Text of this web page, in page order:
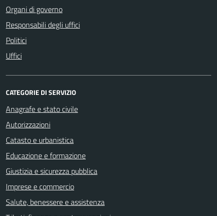
Organi di governo
Responsabili degli uffici
Politici
Uffici
CATEGORIE DI SERVIZIO
Anagrafe e stato civile
Autorizzazioni
Catasto e urbanistica
Educazione e formazione
Giustizia e sicurezza pubblica
Imprese e commercio
Salute, benessere e assistenza